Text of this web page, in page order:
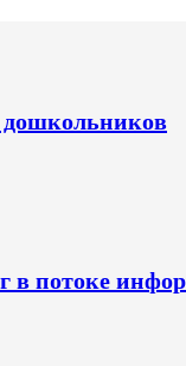
в потоке